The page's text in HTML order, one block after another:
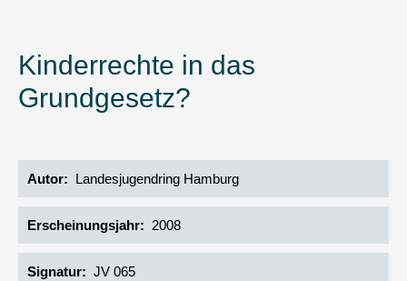
Kinderrechte in das
Grundgesetz?
Autor Landesjugendring Hamburg
Erscheinungsjahr 2008
Signatur JV 065